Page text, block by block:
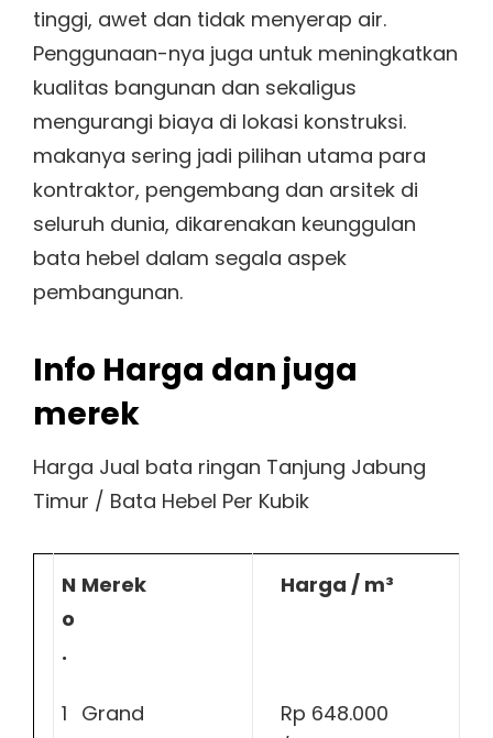
tinggi, awet dan tidak menyerap air.
Penggunaan-nya juga untuk meningkatkan
kualitas bangunan dan sekaligus
mengurangi biaya di lokasi konstruksi.
makanya sering jadi pilihan utama para
kontraktor, pengembang dan arsitek di
seluruh dunia, dikarenakan keunggulan
bata hebel dalam segala aspek
pembangunan.
Info Harga dan juga
merek
Harga Jual bata ringan Tanjung Jabung
Timur / Bata Hebel Per Kubik
N
o
.
Merek Harga / m³
1 Grand
Rp 648.000